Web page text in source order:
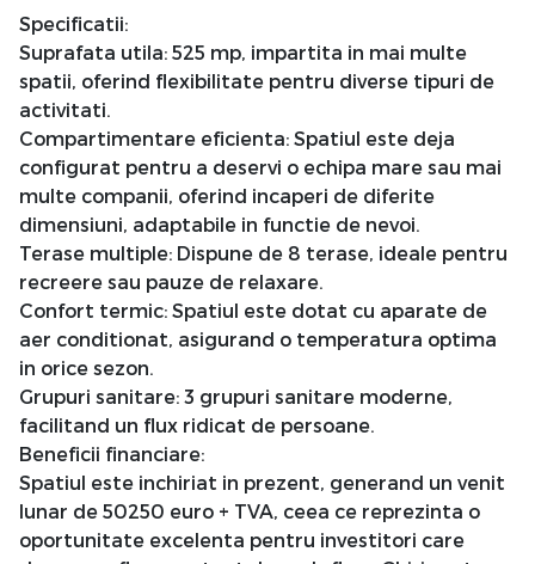
Specificatii:
Suprafata utila: 525 mp, impartita in mai multe
spatii, oferind flexibilitate pentru diverse tipuri de
activitati.
Compartimentare eficienta: Spatiul este deja
configurat pentru a deservi o echipa mare sau mai
multe companii, oferind incaperi de diferite
dimensiuni, adaptabile in functie de nevoi.
Terase multiple: Dispune de 8 terase, ideale pentru
recreere sau pauze de relaxare.
Confort termic: Spatiul este dotat cu aparate de
aer conditionat, asigurand o temperatura optima
in orice sezon.
Grupuri sanitare: 3 grupuri sanitare moderne,
facilitand un flux ridicat de persoane.
Beneficii financiare:
Spatiul este inchiriat in prezent, generand un venit
lunar de 50250 euro + TVA, ceea ce reprezinta o
oportunitate excelenta pentru investitori care